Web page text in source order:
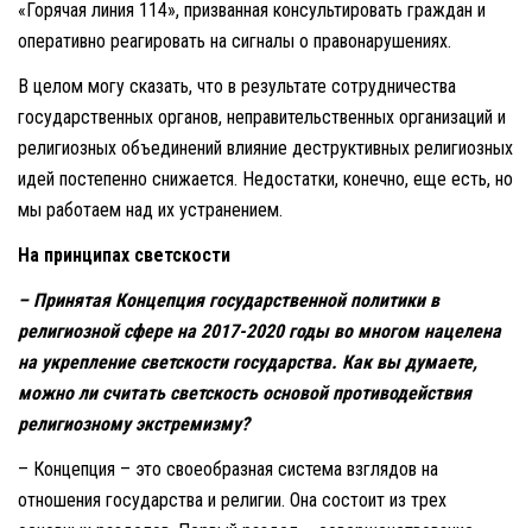
«Горячая линия 114», призванная консультировать граждан и
оперативно реагировать на сигналы о правонарушениях.
В целом могу сказать, что в результате сотрудничества
государственных органов, неправительственных организаций и
религиозных объединений влияние деструктивных религиозных
идей постепенно снижается. Недостатки, конечно, еще есть, но
мы работаем над их устранением.
На принципах светскости
– Принятая Концепция государственной политики в
религиозной сфере на 2017-2020 годы во многом нацелена
на укрепление светскости государства. Как вы думаете,
можно ли считать светскость основой противодействия
религиозному экстремизму?
– Концепция – это своеобразная система взглядов на
отношения государства и религии. Она состоит из трех